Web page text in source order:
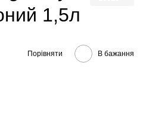
1,5л
Порівняти В бажання